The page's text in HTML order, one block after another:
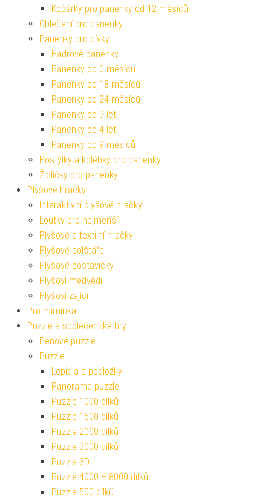
Kočárky pro panenky od 12 měsíců
Oblečení pro panenky
Panenky pro dívky
Hadrové panenky
Panenky od 0 měsíců
Panenky od 18 měsíců
Panenky od 24 měsíců
Panenky od 3 let
Panenky od 4 let
Panenky od 9 měsíců
Postýlky a kolébky pro panenky
Židličky pro panenky
Plyšové hračky
Interaktivní plyšové hračky
Loutky pro nejmenší
Plyšové a textilní hračky
Plyšové polštáře
Plyšové postavičky
Plyšoví medvědi
Plyšoví zajíci
Pro miminka
Puzzle a společenské hry
Pěnové puzzle
Puzzle
Lepidla a podložky
Panorama puzzle
Puzzle 1000 dílků
Puzzle 1500 dílků
Puzzle 2000 dílků
Puzzle 3000 dílků
Puzzle 3D
Puzzle 4000 – 8000 dílků
Puzzle 500 dílků